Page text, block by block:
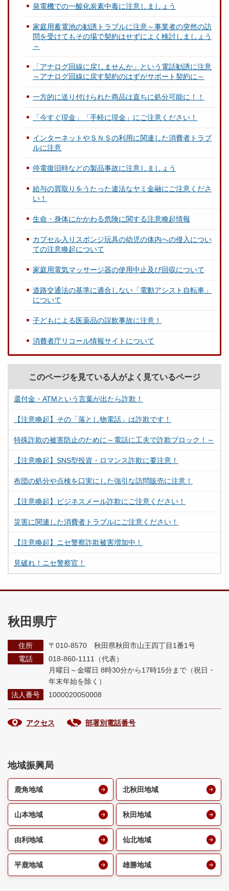
発電機での一酸化炭素中毒に注意しましょう
家庭用蓄電池の勧誘トラブルに注意～事業者の突然の訪
問を受けてもその場で契約はせずによく検討しましょう
～
「アナログ回線に戻しませんか」という電話勧誘に注意
～アナログ回線に戻す契約のはずがサポート契約に～
一方的に送り付けられた商品は直ちに処分可能に！！
「今すぐ現金」「手軽に現金」にご注意ください！
インターネットやＳＮＳの利用に関連した消費者トラブ
ルに注意
停電復旧時などの製品事故に注意しましょう
給与の買取りをうたった違法なヤミ金融にご注意くださ
い！
生命・身体にかかわる危険に関する注意喚起情報
カプセル入りスポンジ玩具の幼児の体内への侵入につい
ての注意喚起について
家庭用電気マッサージ器の使用中止及び回収について
道路交通法の基準に適合しない「電動アシスト自転車」
について
子どもによる医薬品の誤飲事故に注意！
消費者庁リコール情報サイトについて
このページを見ている人がよく見ているページ
還付金・ATMという言葉が出たら詐欺！
【注意喚起】その「落とし物電話」は詐欺です！
特殊詐欺の被害防止のために～電話に工夫で詐欺ブロック！～
【注意喚起】SNS型投資・ロマンス詐欺に要注意！
布団の処分や点検を口実にした強引な訪問販売に注意！
【注意喚起】ビジネスメール詐欺にご注意ください！
災害に関連した消費者トラブルにご注意ください！
【注意喚起】ニセ警察詐欺被害増加中！
見破れ！ニセ警察官！
秋田県庁
住所
〒010-8570 秋田県秋田市山王四丁目1番1号
電話
018-860-1111（代表）
月曜日～金曜日 8時30分から17時15分まで （祝日・
年末年始を除く）
法人番号
1000020050008
アクセス 部署別電話番号
地域振興局
鹿角地域 北秋田地域
山本地域 秋田地域
由利地域 仙北地域
平鹿地域 雄勝地域